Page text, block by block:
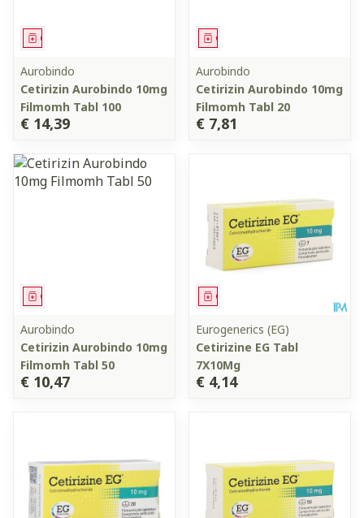
Geneesmiddel
Aurobindo
Cetirizin Aurobindo 10mg
Filmomh Tabl 100
€ 14,39
Geneesmiddel
Aurobindo
Cetirizin Aurobindo 10mg
Filmomh Tabl 20
€ 7,81
Geneesmiddel
Aurobindo
Cetirizin Aurobindo 10mg
Filmomh Tabl 50
€ 10,47
Geneesmiddel
Eurogenerics (EG)
Cetirizine EG Tabl
7X10Mg
€ 4,14